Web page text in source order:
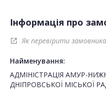
Інформація про
open_in_new Як перевірити
Найменування:
АДМІНІСТРАЦІЯ АМУР-
ДНІПРОВСЬКОЇ МІСЬКОЇ